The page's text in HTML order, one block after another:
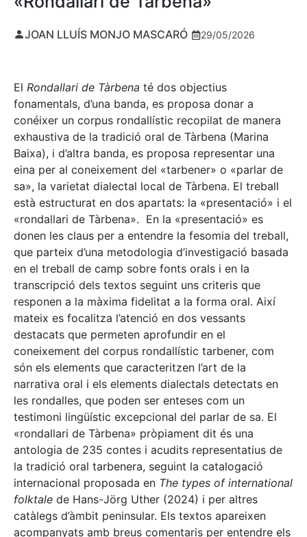
JOAN LLUÍS MONJO MASCARÓ 29/05/2026
El Rondallari de Tàrbena té dos objectius
fonamentals, d’una banda, es proposa donar a
conéixer un corpus rondallístic recopilat de manera
exhaustiva de la tradició oral de Tàrbena (Marina
Baixa), i d’altra banda, es proposa representar una
eina per al coneixement del «tarbener» o «parlar de
sa», la varietat dialectal local de Tàrbena. El treball
està estructurat en dos apartats: la «presentació» i el
«rondallari de Tàrbena». En la «presentació» es
donen les claus per a entendre la fesomia del treball,
que parteix d’una metodologia d’investigació basada
en el treball de camp sobre fonts orals i en la
transcripció dels textos seguint uns criteris que
responen a la màxima fidelitat a la forma oral. Així
mateix es focalitza l’atenció en dos vessants
destacats que permeten aprofundir en el
coneixement del corpus rondallístic tarbener, com
són els elements que caracteritzen l’art de la
narrativa oral i els elements dialectals detectats en
les rondalles, que poden ser enteses com un
testimoni lingüístic excepcional del parlar de sa. El
«rondallari de Tàrbena» pròpiament dit és una
antologia de 235 contes i acudits representatius de
la tradició oral tarbenera, seguint la catalogació
internacional proposada en The types of international
folktale de Hans-Jörg Uther (2024) i per altres
catàlegs d’àmbit peninsular. Els textos apareixen
acompanyats amb breus comentaris per entendre els